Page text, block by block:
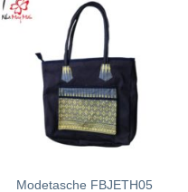
Modetasche FBJETH05